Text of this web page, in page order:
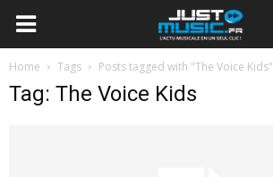
Home Tags Posts tagged with "The Voice Kids"
Tag: The Voice Kids